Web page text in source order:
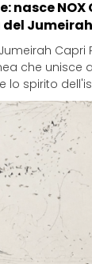
nasce NOX
Capri
che unisce
lo spirito